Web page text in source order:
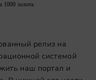
золота.
релиз на
системой
наш портал и